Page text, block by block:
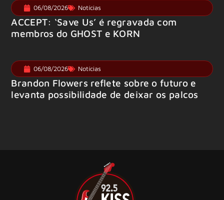
06/08/2026 Notícias
ACCEPT: ‘Save Us’ é regravada com
membros do GHOST e KORN
06/08/2026 Notícias
Brandon Flowers reflete sobre o futuro e
levanta possibilidade de deixar os palcos